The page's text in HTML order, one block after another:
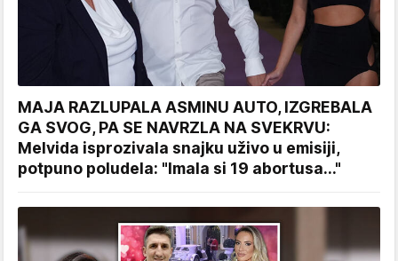
MAJA RAZLUPALA ASMINU AUTO, IZGREBALA
GA SVOG, PA SE NAVRZLA NA SVEKRVU:
Melvida isprozivala snajku uživo u emisiji,
potpuno poludela: "Imala si 19 abortusa..."